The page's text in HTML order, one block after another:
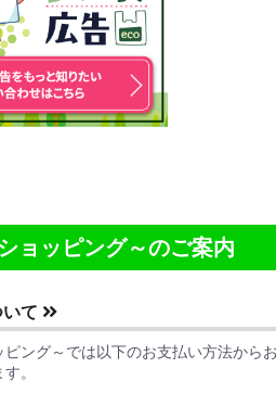
ョッピング～のご案内
て
ピング～では以下のお支払い方法からお
。